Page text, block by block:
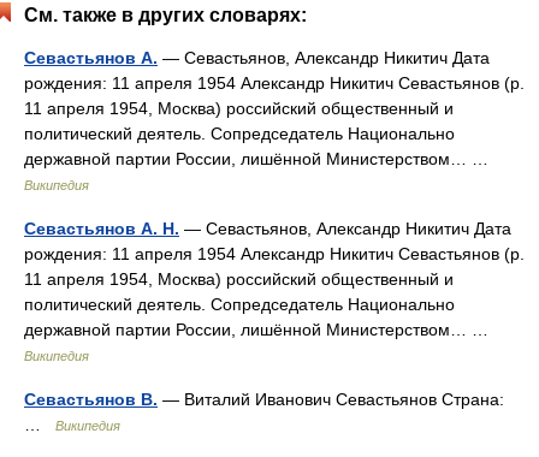
См. также в других словарях:
Севастьянов А. — Севастьянов, Александр Никитич Дата
рождения: 11 апреля 1954 Александр Никитич Севастьянов (р.
11 апреля 1954, Москва) российский общественный и
политический деятель. Сопредседатель Национально
державной партии России, лишённой Министерством… …
Википедия
Севастьянов А. Н. — Севастьянов, Александр Никитич Дата
рождения: 11 апреля 1954 Александр Никитич Севастьянов (р.
11 апреля 1954, Москва) российский общественный и
политический деятель. Сопредседатель Национально
державной партии России, лишённой Министерством… …
Википедия
Севастьянов В. — Виталий Иванович Севастьянов Страна:
Википедия